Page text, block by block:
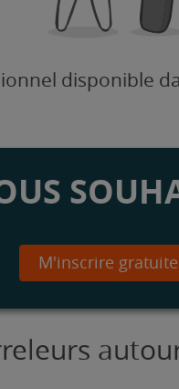
disponible
M'inscrire